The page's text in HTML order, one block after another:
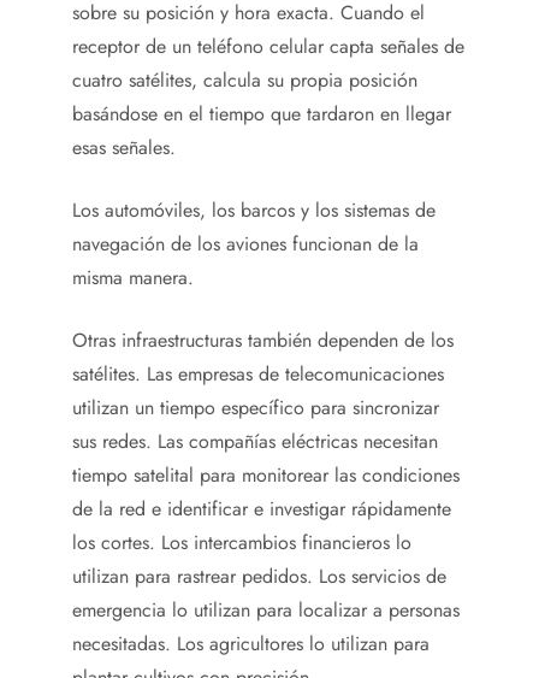
sobre su posición y hora exacta. Cuando el
receptor de un teléfono celular capta señales de
cuatro satélites, calcula su propia posición
basándose en el tiempo que tardaron en llegar
esas señales.
Los automóviles, los barcos y los sistemas de
navegación de los aviones funcionan de la
misma manera.
Otras infraestructuras también dependen de los
satélites. Las empresas de telecomunicaciones
utilizan un tiempo específico para sincronizar
sus redes. Las compañías eléctricas necesitan
tiempo satelital para monitorear las condiciones
de la red e identificar e investigar rápidamente
los cortes. Los intercambios financieros lo
utilizan para rastrear pedidos. Los servicios de
emergencia lo utilizan para localizar a personas
necesitadas. Los agricultores lo utilizan para